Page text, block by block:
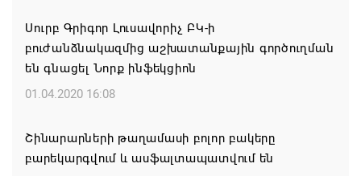
06.08.2026 17:04
06.08.2026 14:21
Սուրբ Գրիգոր Լուսավորիչ ԲԿ-ի
բուժանձնակազմից աշխատանքային գործուղման
են գնացել Նորք ինֆեկցիոն
01.04.2020 16:08
Շինարարների թաղամասի բոլոր բակերը
բարեկարգվում և ասֆալտապատվում են